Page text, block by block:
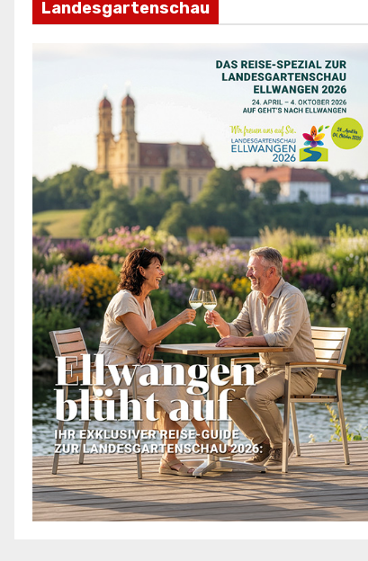
Landesgartenschau